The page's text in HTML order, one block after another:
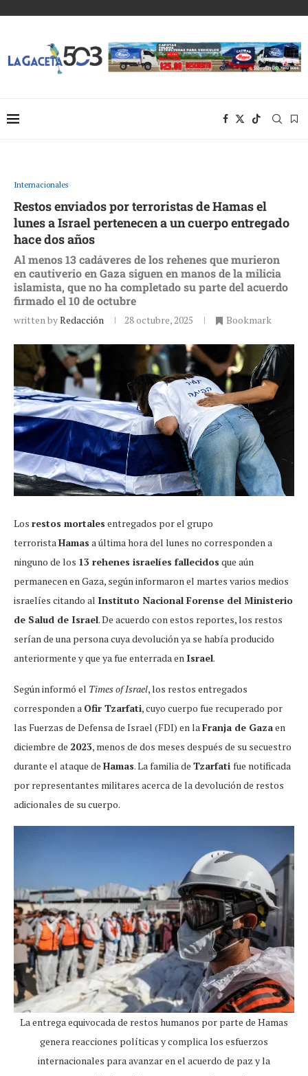
Internacionales
Restos enviados por terroristas de Hamas el
lunes a Israel pertenecen a un cuerpo entregado
hace dos años
Al menos 13 cadáveres de los rehenes que murieron
en cautiverio en Gaza siguen en manos de la milicia
islamista, que no ha completado su parte del acuerdo
firmado el 10 de octubre
written byRedacción 28 octubre, 2025 Bookmark
Los restos mortales entregados por el grupo
terrorista Hamas a última hora del lunes no corresponden a
ninguno de los 13 rehenes israelíes fallecidos que aún
permanecen en Gaza, según informaron el martes varios medios
israelíes citando al Instituto Nacional Forense del Ministerio
de Salud de Israel. De acuerdo con estos reportes, los restos
serían de una persona cuya devolución ya se había producido
anteriormente y que ya fue enterrada en Israel.
Según informó el Times of Israel, los restos entregados
corresponden a Ofir Tzarfati, cuyo cuerpo fue recuperado por
las Fuerzas de Defensa de Israel (FDI) en la Franja de Gazaen
diciembre de 2023, menos de dos meses después de su secuestro
durante el ataque de Hamas. La familia de Tzarfati fue notificada
por representantes militares acerca de la devolución de restos
adicionales de su cuerpo.
La entrega equivocada de restos humanos por parte de Hamas
genera reacciones políticas y complica los esfuerzos
internacionales para avanzar en el acuerdo de paz y la